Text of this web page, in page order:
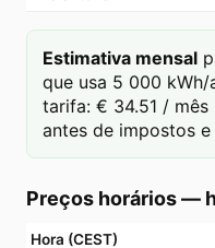
Estimativa mensal
que usa 5 000 kWh/
tarifa: € 34.51 / mês
antes de impostos
Preços horários —
Hora (CEST)